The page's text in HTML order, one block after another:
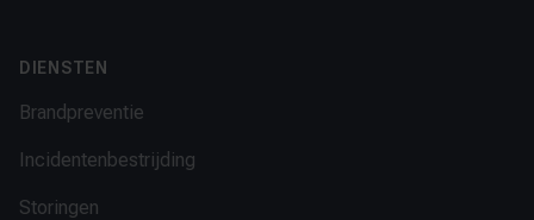
DIENSTEN
Brandpreventie
Incidentenbestrijding
Storingen